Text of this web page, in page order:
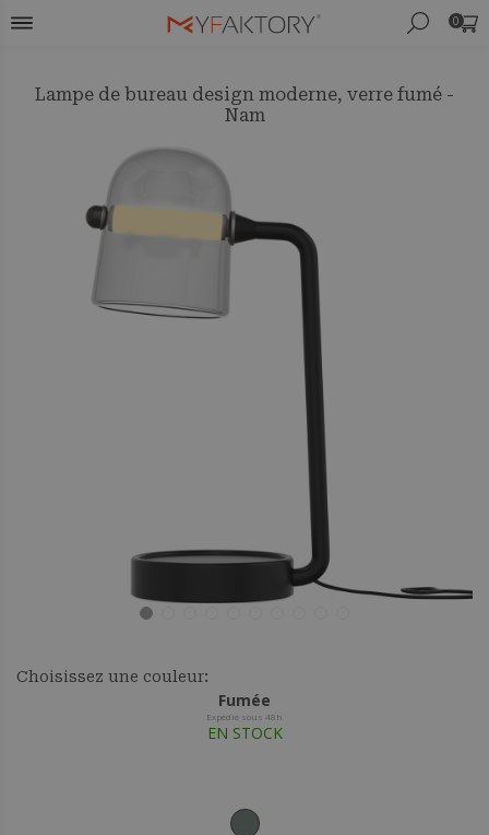
0
Lampe de bureau design moderne, verre fumé -
Nam
Choisissez une couleur:
Fumée
Expédié sous 48h
EN STOCK